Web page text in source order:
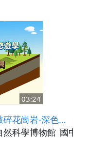
03:24
-深色礦物(黑雲母)
科學博物館 國中7-